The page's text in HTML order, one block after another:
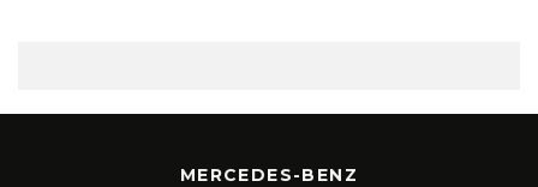
MERCEDES-BENZ